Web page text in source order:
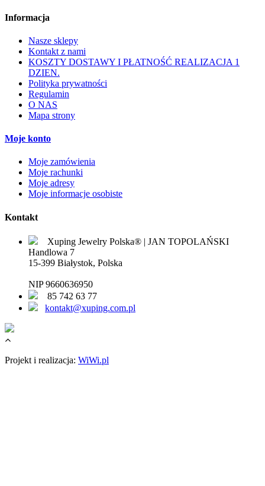
Informacja
Nasze sklepy
Kontakt z nami
KOSZTY DOSTAWY I PŁATNOŚĆ REALIZACJA 1
DZIEN.
Polityka prywatności
Regulamin
O NAS
Mapa strony
Moje konto
Moje zamówienia
Moje rachunki
Moje adresy
Moje informacje osobiste
Kontakt
Xuping Jewelry Polska® | JAN TOPOLAŃSKI
Handlowa 7
15-399 Białystok, Polska
NIP 9660636950
85 742 63 77
kontakt@xuping.com.pl
Projekt i realizacja: WiWi.pl